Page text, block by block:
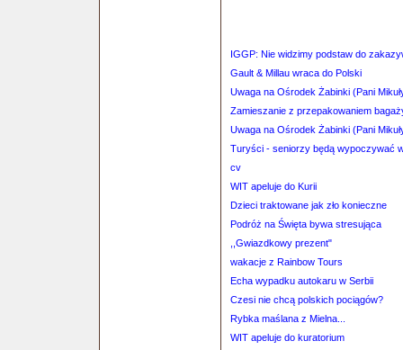
IGGP: Nie widzimy podstaw do
Gault & Millau wraca do Polski
Uwaga na Ośrodek Żabinki (Pani
Zamieszanie z przepakowaniem
Uwaga na Ośrodek Żabinki (Pani
Turyści - seniorzy będą wypoczywać
cv
WIT apeluje do Kurii
Dzieci traktowane jak zło konieczne
Podróż na Święta bywa stresująca
,,Gwiazdkowy prezent"
wakacje z Rainbow Tours
Echa wypadku autokaru w Serbii
Czesi nie chcą polskich pociągów?
Rybka maślana z Mielna...
WIT apeluje do kuratorium